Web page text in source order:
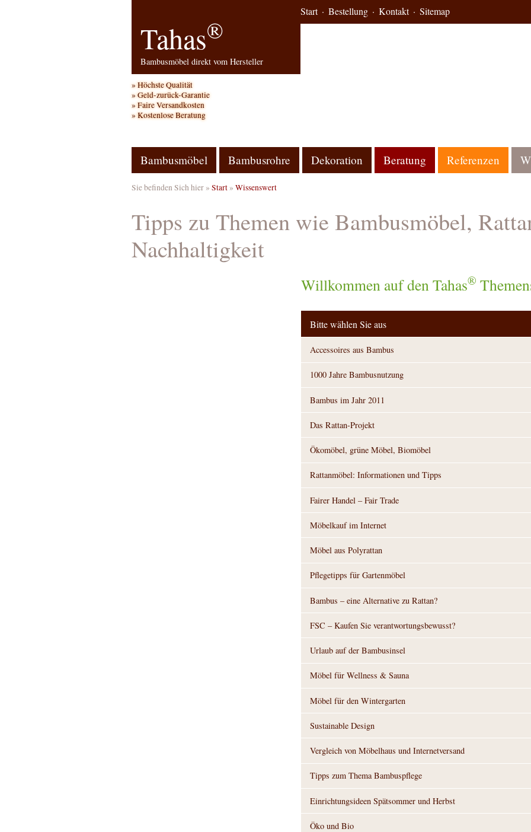
Start Bestellung Kontakt Sitemap
Tahas®
Bambusmöbel direkt vom Hersteller
Höchste Qualität
Geld-zurück-Garantie
Faire Versandkosten
Kostenlose Beratung
Bambusmöbel Bambusrohre Dekoration Beratung Referenzen
Sie befinden Sich hier » Start» Wissenswert
Tipps zu Themen wie Bambusmöbel,
Nachhaltigkeit
Willkommen auf den Tahas®
Bitte wählen Sie aus
Accessoires aus Bambus
1000 Jahre Bambusnutzung
Bambus im Jahr 2011
Das Rattan-Projekt
Ökomöbel, grüne Möbel, Biomöbel
Rattanmöbel: Informationen und Tipps
Fairer Handel – Fair Trade
Möbelkauf im Internet
Möbel aus Polyrattan
Pflegetipps für Gartenmöbel
Bambus – eine Alternative zu Rattan?
FSC – Kaufen Sie verantwortungsbewusst?
Urlaub auf der Bambusinsel
Möbel für Wellness & Sauna
Möbel für den Wintergarten
Sustainable Design
Vergleich von Möbelhaus und Internetversand
Tipps zum Thema Bambuspflege
Einrichtungsideen Spätsommer und Herbst
Öko und Bio